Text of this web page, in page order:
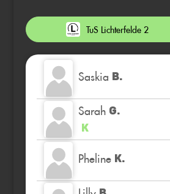
TuS Lichterfelde 2
Saskia B.
Sarah G.
K
Pheline K.